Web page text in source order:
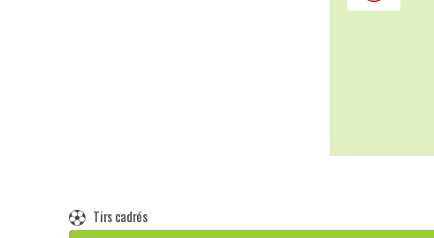
Tirs cadrés